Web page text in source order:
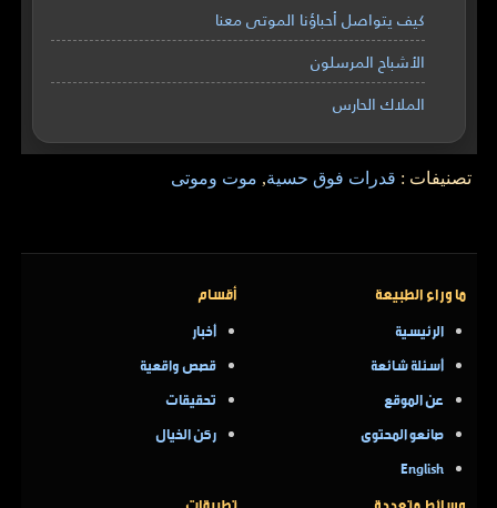
كيف يتواصل أحباؤنا الموتى معنا
الأشباح المرسلون
الملاك الحارس
تصنيفات : قدرات فوق حسية, موت وموتى
ما وراء الطبيعة
الرئيسية
أسئلة شائعة
عن الموقع
صانعو المحتوى
English
أقسام
أخبار
قصص واقعية
تحقيقات
ركن الخيال
وسائط متعددة تطبيقات